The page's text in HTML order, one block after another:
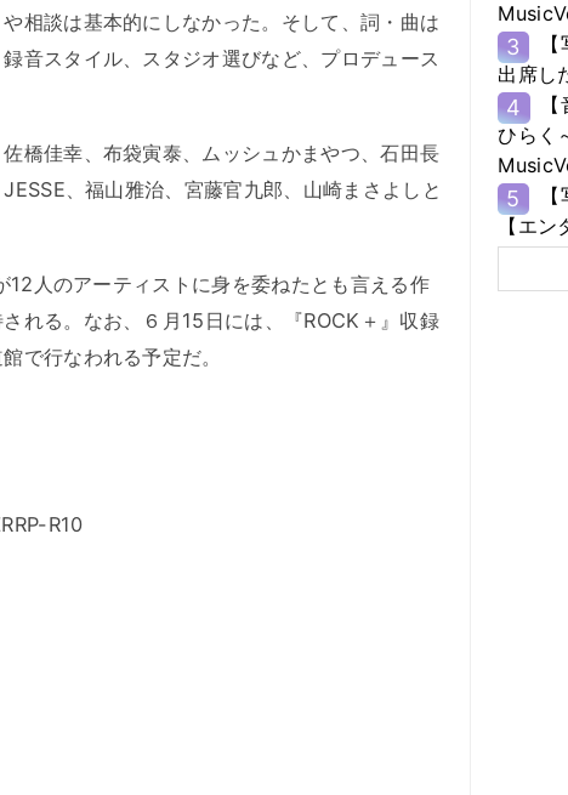
相談は基本的にしなかった。そして、詞・曲は
音スタイル、スタジオ選びなど、プロデュース
橋佳幸、布袋寅泰、ムッシュかまやつ、石田長
、福山雅治、宮藤官九郎、山崎まさよしと
人のアーティストに身を委ねたとも言える作
れる。なお、６月15日には、『ROCK＋』収録
で行なわれる予定だ。
R10
3
出席し
4
ひらく
5
【エン